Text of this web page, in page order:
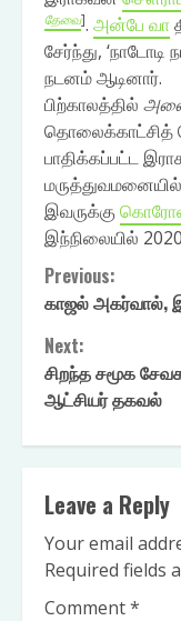
தேவை]. அன்பே வா
சேர்ந்து, ‘நாடோடி
நடனம் ஆடினார்.
பிற்காலத்தில்
தொலைக்காட்சித்
பாதிக்கப்பட்ட
இவருக்கு
இந்நிலையில்
Continue
Reading
Previous:
காஜல் அகர்வால்,
Next:
சிறந்த சமூக
ஆட்சியர் தகவல்
Leave a Reply
Your email
Required fields
Comment*